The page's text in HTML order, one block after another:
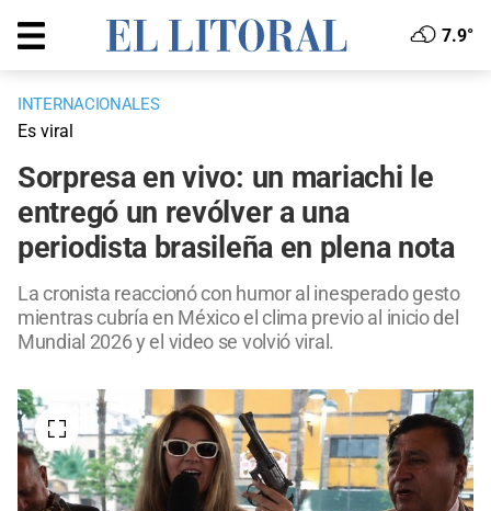
7.9°
INTERNACIONALES
Es viral
Sorpresa en vivo: un mariachi le
entregó un revólver a una
periodista brasileña en plena nota
La cronista reaccionó con humor al inesperado gesto
mientras cubría en México el clima previo al inicio del
Mundial 2026 y el video se volvió viral.